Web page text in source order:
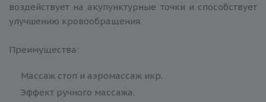
воздействует на акупунктурные точки и способствует
улучшению кровообращения.
Преимущества:
Массаж стоп и аэромассаж икр.
Эффект ручного массажа.